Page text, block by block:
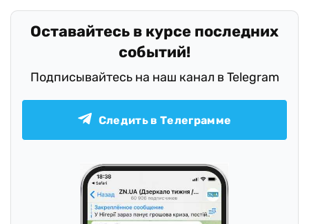
Оставайтесь в курсе последних
событий!
Подписывайтесь на наш канал в Telegram
Следить в Телеграмме